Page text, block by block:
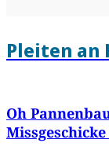
Pleiten an
Oh